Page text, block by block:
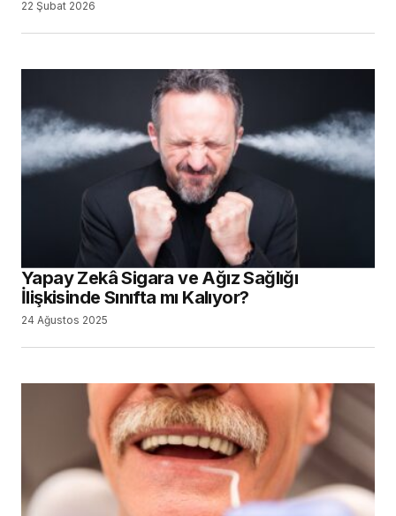
22 Şubat 2026
Yapay Zekâ Sigara ve Ağız Sağlığı
İlişkisinde Sınıfta mı Kalıyor?
24 Ağustos 2025